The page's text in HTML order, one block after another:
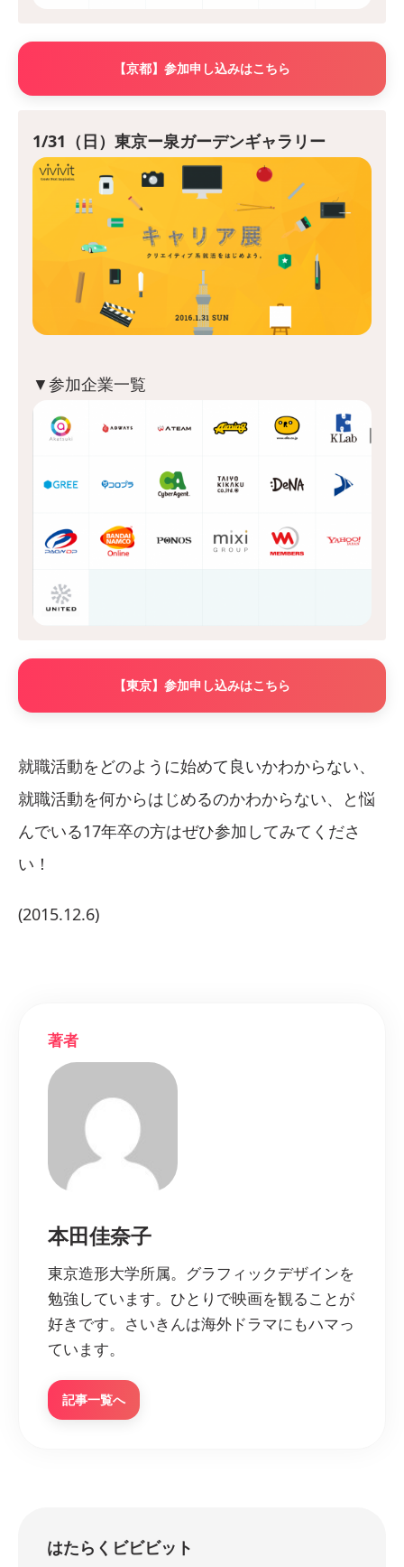
【京都】参加申し込みはこちら
1/31（日）東京ー泉ガーデンギャラリー
▼参加企業一覧
【東京】参加申し込みはこちら
就職活動をどのように始めて良いかわからない、
就職活動を何からはじめるのかわからない、と悩
んでいる17年卒の方はぜひ参加してみてくださ
い！
(2015.12.6)
著者
本田佳奈子
東京造形大学所属。グラフィックデザインを
勉強しています。ひとりで映画を観ることが
好きです。さいきんは海外ドラマにもハマっ
ています。
記事一覧へ
はたらくビビビット